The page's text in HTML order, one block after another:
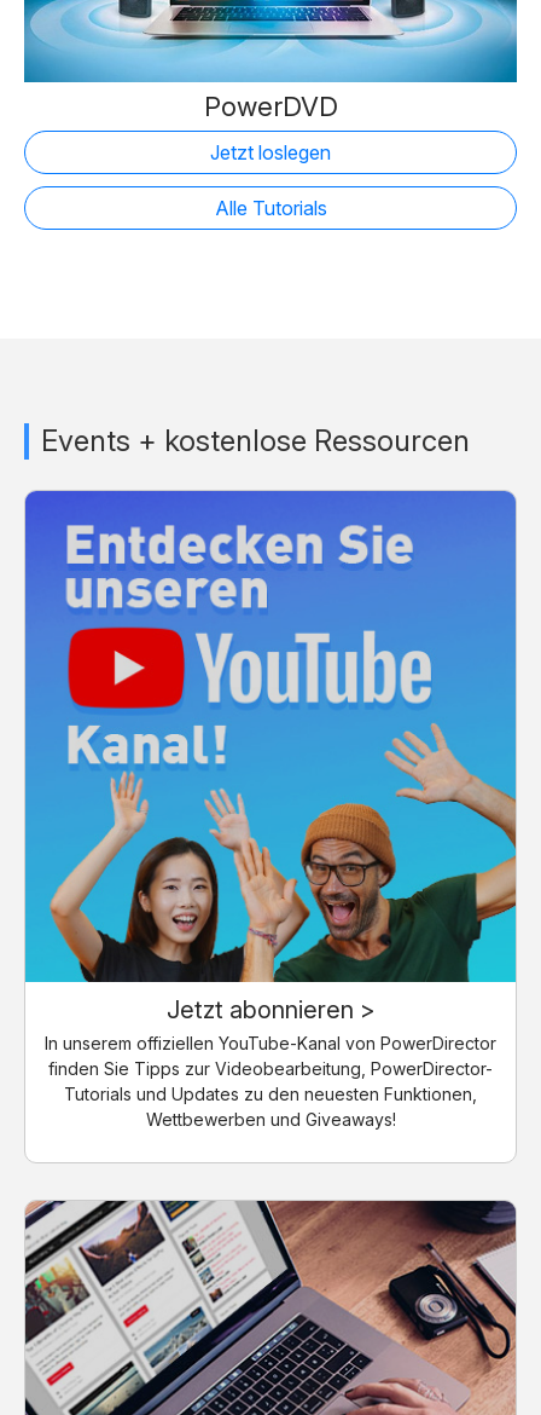
PowerDVD
Jetzt loslegen
Alle Tutorials
Events + kostenlose Ressourcen
Jetzt abonnieren >
In unserem offiziellen YouTube-Kanal von PowerDirector
finden Sie Tipps zur Videobearbeitung, PowerDirector-
Tutorials und Updates zu den neuesten Funktionen,
Wettbewerben und Giveaways!